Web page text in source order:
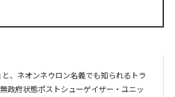
、ネオンネウロン名義でも知られるトラ
政府状態ポストシューゲイザー・ユニッ